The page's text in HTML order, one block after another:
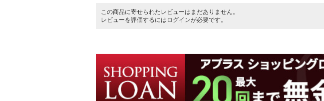
この商品に寄せられたレビューはまだありません。
レビューを評価するには ログインが必要です。